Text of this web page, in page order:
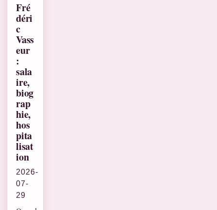
Fré
déri
c
Vass
eur
:
sala
ire,
biog
rap
hie,
hos
pita
lisat
ion
2026-
07-
29